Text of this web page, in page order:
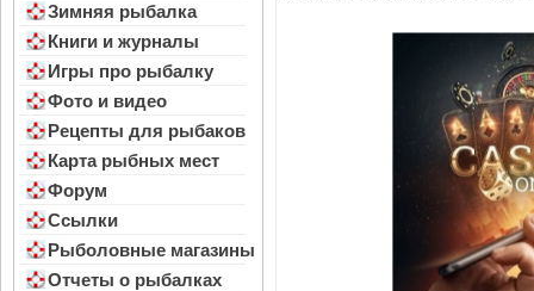
Зимняя рыбалка
Книги и журналы
Игры про рыбалку
Фото и видео
Рецепты для рыбаков
Карта рыбных мест
Форум
Ссылки
Рыболовные магазины
Отчеты о рыбалках